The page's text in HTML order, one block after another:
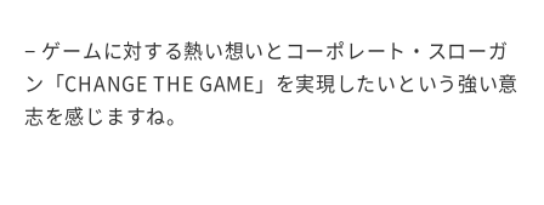
− ゲームに対する熱い想いとコーポレート・スローガ
ン「CHANGE THE GAME」を実現したいという強い意
志を感じますね。